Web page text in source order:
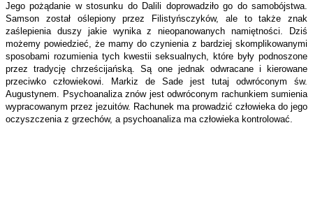
Jego pożądanie w stosunku do Dalili doprowadziło go do samobójstwa.
Samson został oślepiony przez Filistyńsczyków, ale to także znak
zaślepienia duszy jakie wynika z nieopanowanych namiętności. Dziś
możemy powiedzieć, że mamy do czynienia z bardziej skomplikowanymi
sposobami rozumienia tych kwestii seksualnych, które były podnoszone
przez tradycję chrześcijańską. Są one jednak odwracane i kierowane
przeciwko człowiekowi. Markiz de Sade jest tutaj odwróconym św.
Augustynem. Psychoanaliza znów jest odwróconym rachunkiem sumienia
wypracowanym przez jezuitów. Rachunek ma prowadzić człowieka do jego
oczyszczenia z grzechów, a psychoanaliza ma człowieka kontrolować.